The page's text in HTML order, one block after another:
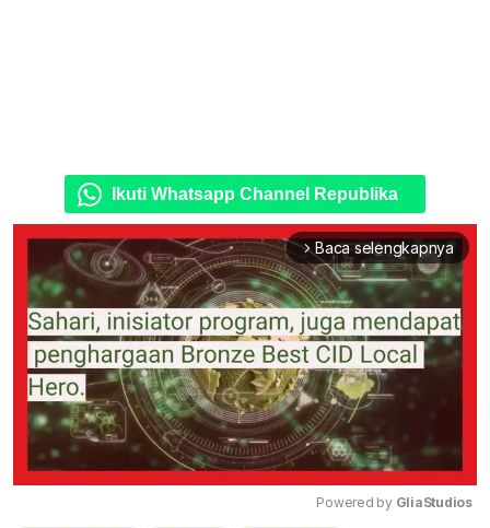
Ikuti Whatsapp Channel Republika
arrow_forward_ios Baca selengkapnya
Powered by GliaStudios